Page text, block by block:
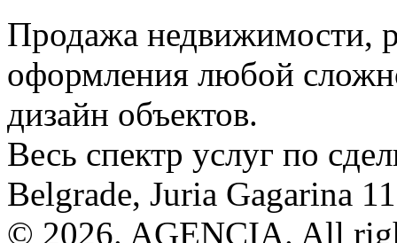
Продажа недвижимости,
оформления любой
дизайн объектов.
Весь спектр услуг по
Belgrade, Juria Gagarina
© 2026. AGENCIA. All